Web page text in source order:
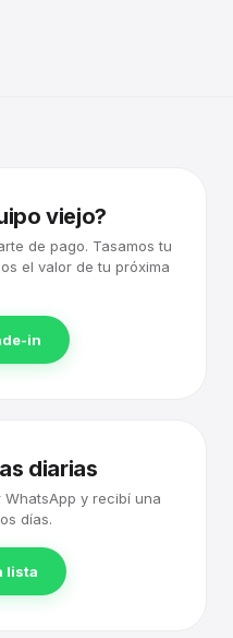
viejo?
de pago. Tasamos tu
el valor de tu próxima
in
diarias
WhatsApp y recibí una
días.
lista